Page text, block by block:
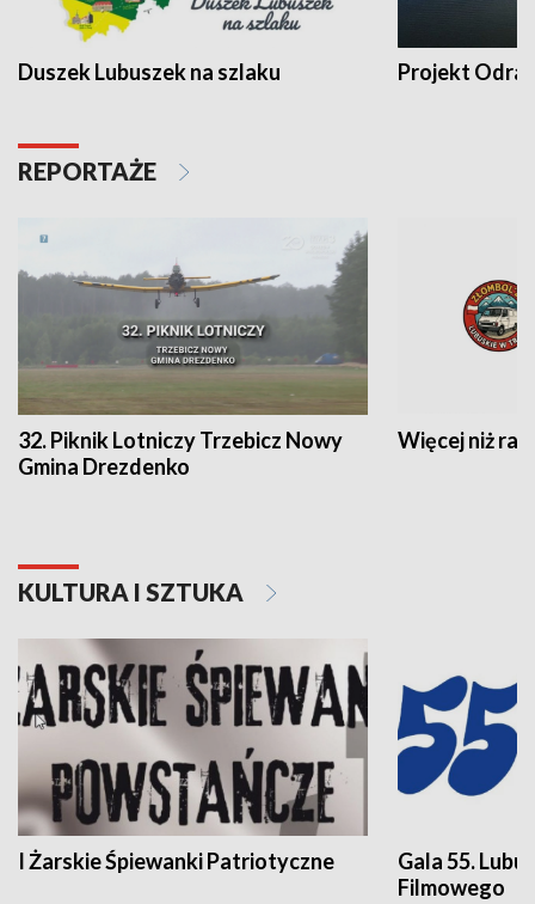
Duszek Lubuszek na szlaku Projekt Odra
REPORTAŻE
32. Piknik Lotniczy Trzebicz Nowy
Gmina Drezdenko
Więcej niż rajd
KULTURA I SZTUKA
I Żarskie Śpiewanki Patriotyczne
Gala 55.
Filmowego